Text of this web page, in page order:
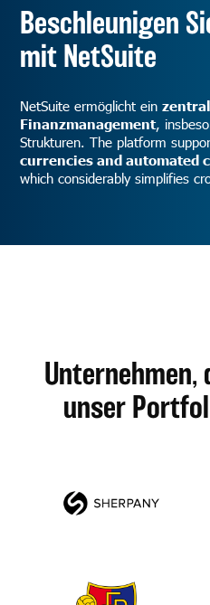
Beschleunigen
mit NetSuite
NetSuite ermöglicht ein
Finanzmanagement,
Strukturen. The platform
currencies and automated
which considerably simplifies
unser